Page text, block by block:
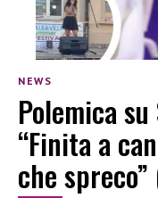
NEWS
Polemica
“Finita a
che spreco”